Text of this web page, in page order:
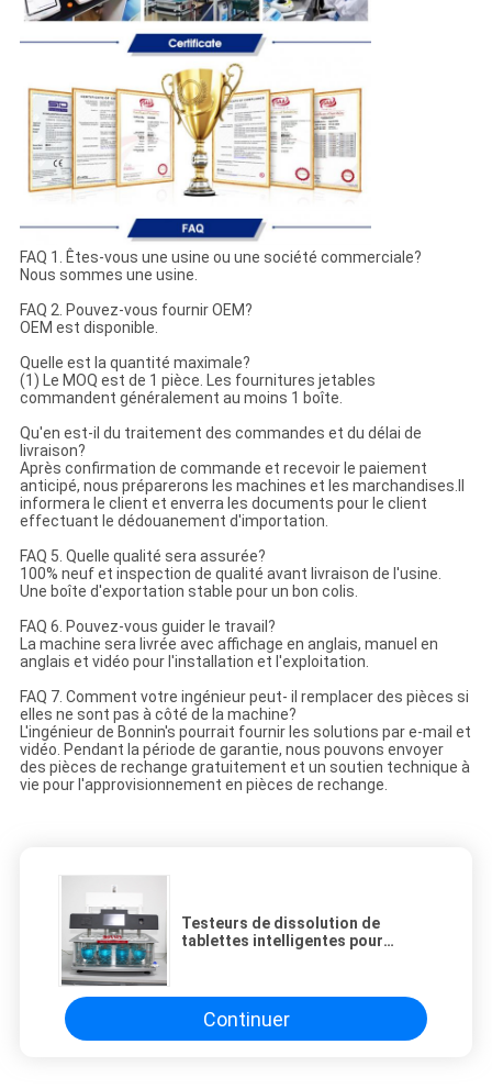
FAQ 1. Êtes-vous une usine ou une société commerciale?
Nous sommes une usine.
FAQ 2. Pouvez-vous fournir OEM?
OEM est disponible.
Quelle est la quantité maximale?
(1) Le MOQ est de 1 pièce. Les fournitures jetables
commandent généralement au moins 1 boîte.
Qu'en est-il du traitement des commandes et du délai de
livraison?
Après confirmation de commande et recevoir le paiement
anticipé, nous préparerons les machines et les marchandises.Il
informera le client et enverra les documents pour le client
effectuant le dédouanement d'importation.
FAQ 5. Quelle qualité sera assurée?
100% neuf et inspection de qualité avant livraison de l'usine.
Une boîte d'exportation stable pour un bon colis.
FAQ 6. Pouvez-vous guider le travail?
La machine sera livrée avec affichage en anglais, manuel en
anglais et vidéo pour l'installation et l'exploitation.
FAQ 7. Comment votre ingénieur peut- il remplacer des pièces si
elles ne sont pas à côté de la machine?
L'ingénieur de Bonnin's pourrait fournir les solutions par e-mail et
vidéo. Pendant la période de garantie, nous pouvons envoyer
des pièces de rechange gratuitement et un soutien technique à
vie pour l'approvisionnement en pièces de rechange.
Testeurs de dissolution de
tablettes intelligentes pour
Continuer